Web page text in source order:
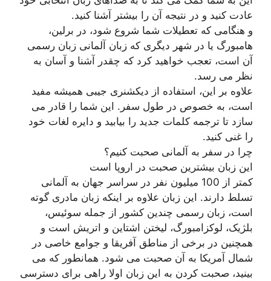
عادت کنید و در نتیجه آن را بیشتر آشنا کنید.
و هنگامی که تعطیلات شما شروع شود، در برلین،
هامبورگ یا در شهر دیگری که زبان آلمانی زبان رسمی
آن است، تعجب خواهید کرد که چقدر آشنا و آسان به
نظر می رسد.
علاوه بر این، استفاده از دیکشنری جیبی همیشه مفید
است، به خصوص در طول سفر. این شما را قادر می
سازد تا ترجمه کلمات جدید را بیابید و دایره لغات خود
را غنی کنید.
چرا در سفر به آلمانی صحبت کنیم؟
این زبان بیشترین صحبت در اروپا است
کمتر از 100 میلیون نفر در سراسر جهان به آلمانی
تسلط دارند. این زبان علاوه بر اینکه زبان مادری گوته
است، زبان رسمی چندین کشور از جمله سوئیس،
بلژیک، لوکزامبورگ، لیختن اشتاین و اتریش است و
همچنین در برخی از مناطق آفریقا و جوامع خاصی در
شمال آمریکا به آن صحبت می شود. همانطور که می
بینید، صحبت کردن به این زبان اولا راهی برای دسترسی